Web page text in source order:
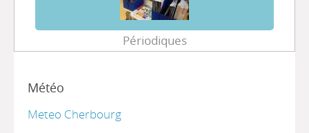
Périodiques
Météo
Meteo Cherbourg